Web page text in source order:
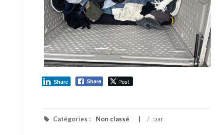
Share Post
Share
Catégories : Non classé / par